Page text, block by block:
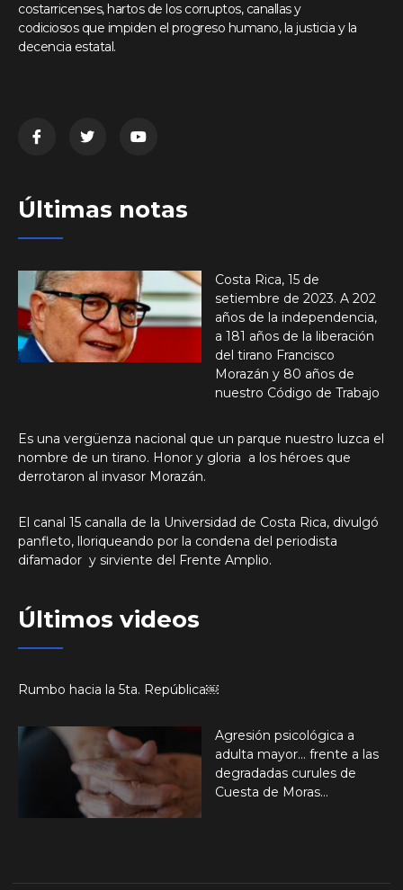
costarricenses, hartos de los corruptos, canallas y
codiciosos que impiden el progreso humano, la justicia y la
decencia estatal.
Últimas notas
Costa Rica, 15 de
setiembre de 2023. A 202
años de la independencia,
a 181 años de la liberación
del tirano Francisco
Morazán y 80 años de
nuestro Código de Trabajo
Es una vergüenza nacional que un parque nuestro luzca el
nombre de un tirano. Honor y gloria a los héroes que
derrotaron al invasor Morazán.
El canal 15 canalla de la Universidad de Costa Rica, divulgó
panfleto, lloriqueando por la condena del periodista
difamador y sirviente del Frente Amplio.
Últimos videos
Rumbo hacia la 5ta. República￼
Agresión psicológica a
adulta mayor… frente a las
degradadas curules de
Cuesta de Moras…